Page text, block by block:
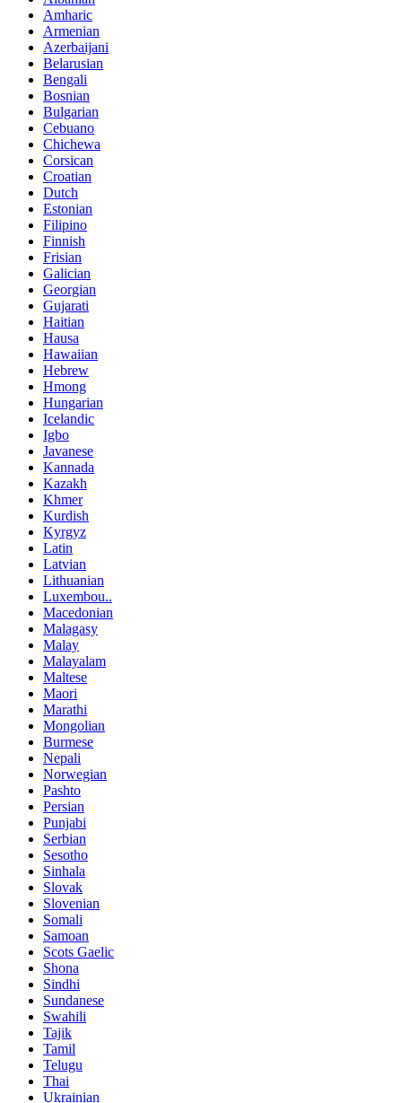
Amharic
Armenian
Azerbaijani
Belarusian
Bengali
Bosnian
Bulgarian
Cebuano
Chichewa
Corsican
Croatian
Dutch
Estonian
Filipino
Finnish
Frisian
Galician
Georgian
Gujarati
Haitian
Hausa
Hawaiian
Hebrew
Hmong
Hungarian
Icelandic
Igbo
Javanese
Kannada
Kazakh
Khmer
Kurdish
Kyrgyz
Latin
Latvian
Lithuanian
Luxembou..
Macedonian
Malagasy
Malay
Malayalam
Maltese
Maori
Marathi
Mongolian
Burmese
Nepali
Norwegian
Pashto
Persian
Punjabi
Serbian
Sesotho
Sinhala
Slovak
Slovenian
Somali
Samoan
Scots Gaelic
Shona
Sindhi
Sundanese
Swahili
Tajik
Tamil
Telugu
Thai
Ukrainian